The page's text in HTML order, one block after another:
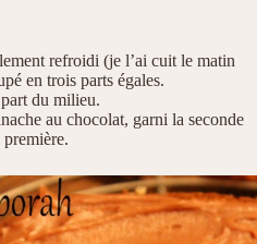
refroidi (je l’ai cuit le matin
en trois parts égales.
du milieu.
au chocolat, garni la seconde